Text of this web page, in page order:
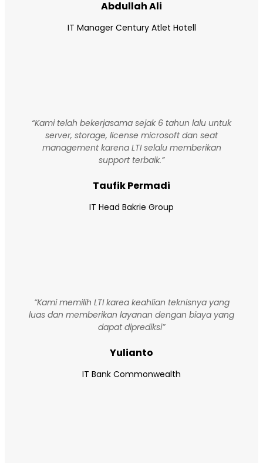
Abdullah Ali
IT Manager Century Atlet Hotell
“Kami telah bekerjasama sejak 6 tahun lalu untuk
server, storage, license microsoft dan seat
management karena LTI selalu memberikan
support terbaik.”
Taufik Permadi
IT Head Bakrie Group
“Kami memilih LTI karea keahlian teknisnya yang
luas dan memberikan layanan dengan biaya yang
dapat diprediksi”
Yulianto
IT Bank Commonwealth